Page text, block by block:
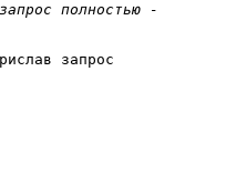
запрос